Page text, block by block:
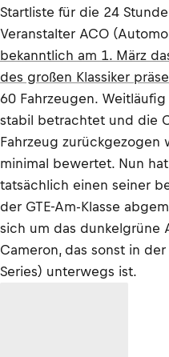
Startliste für die 24
Veranstalter ACO
bekanntlich am 1. März
des großen Klassiker
60 Fahrzeugen.
stabil betrachtet und die
Fahrzeug zurückgezogen
minimal bewertet. Nun
tatsächlich einen seiner
der GTE-Am-Klasse
sich um das dunkelgrüne
Cameron, das sonst in der
Series) unterwegs ist.